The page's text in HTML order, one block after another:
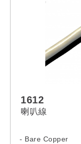
1612
喇叭線
- Bare Copper